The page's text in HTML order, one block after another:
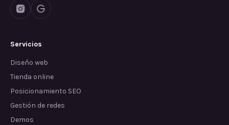
Servicios
Diseño web
Tienda online
Posicionamiento SEO
Gestión de redes
Demos